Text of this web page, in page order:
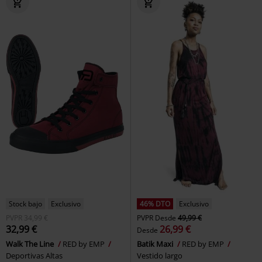
Stock bajo
Exclusivo
PVPR 34,99 €
32,99 €
Walk The Line
RED by EMP
Deportivas Altas
46% DTO
Exclusivo
PVPR Desde 49,99 €
Desde 26,99 €
Batik Maxi
RED by EMP
Vestido largo